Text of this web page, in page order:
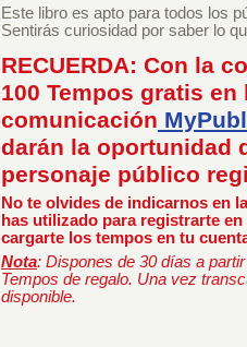
Este libro es apto para todos los
Sentirás curiosidad por saber lo
RECUERDA: Con la
100 Tempos gratis
comunicación
darán la oportunidad
personaje público
No te olvides de indicarnos en
has utilizado para registrarte en
cargarte los tempos en tu
Nota: Dispones de 30 días a
Tempos de regalo. Una vez
disponible.